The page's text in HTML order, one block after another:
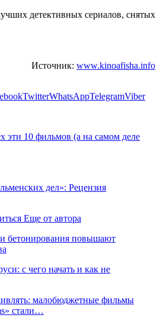
Источник: www.kinoafisha.info
TwitterWhatsAppTelegramViber
эти 10 фильмов (а на самом деле
дел»: Рецензия
Еще от автора
бетонирования повышают
с чего начать и как не
малобюджетные фильмы
стали…